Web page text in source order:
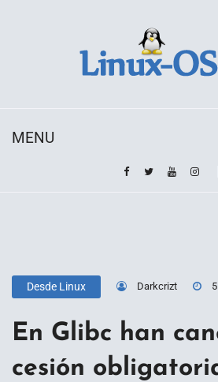
MENU
Desde Linux Darkcrizt
En Glibc han
cesión